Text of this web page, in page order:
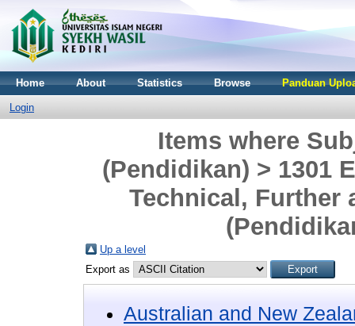
Home About Statistics Browse Panduan
Login
Items where
(Pendidikan) > 1301
Technical, Further
Up a level
Export as
Australian and New